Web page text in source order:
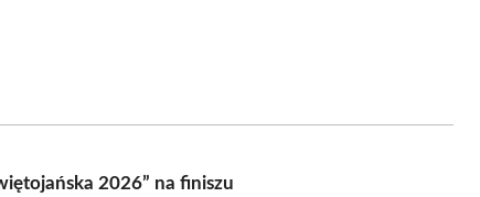
2026” na finiszu